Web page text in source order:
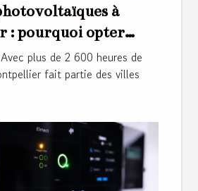
à
: pourquoi opter
d'installation ?
plus de 2 600 heures de
fait partie des villes